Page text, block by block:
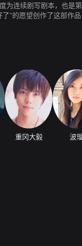
为连续剧写剧本，也是
”的愿望创作了这部作
重冈大毅 波